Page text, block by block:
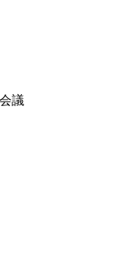
議